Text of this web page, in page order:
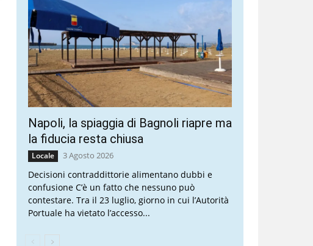
Napoli, la spiaggia di Bagnoli riapre ma
la fiducia resta chiusa
Locale 3 Agosto 2026
Decisioni contraddittorie alimentano dubbi e
confusione C’è un fatto che nessuno può
contestare. Tra il 23 luglio, giorno in cui l’Autorità
Portuale ha vietato l’accesso...